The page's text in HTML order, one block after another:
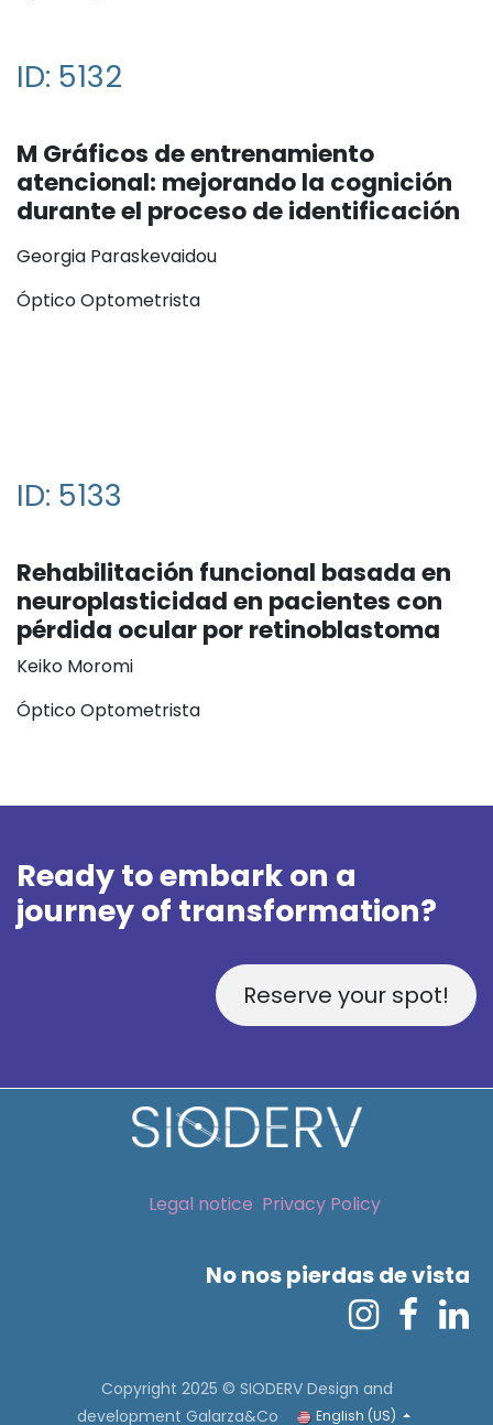
ID: 5132
M Gráficos de entrenamiento
atencional: mejorando la cognición
durante el proceso de identificación
Georgia Paraskevaidou
Óptico Optometrista
ID: 5133
Rehabilitación funcional basada en
neuroplasticidad en pacientes con
pérdida ocular por retinoblastoma
Keiko Moromi
Óptico Optometrista
Ready to embark on a
journey of transformation?
Reserve your spot!
Legal notice Privacy Policy
No nos pierdas de vista
Copyright 2025 © SIODERV Design and
development Galarza&Co
English (US)